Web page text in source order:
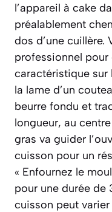
l’appareil à cake
préalablement
dos d’une cuillère.
professionnel
caractéristique sur
la lame d’un
beurre fondu et
longueur, au
gras va guider
cuisson pour un
« Enfournez le
pour une durée de
cuisson peut